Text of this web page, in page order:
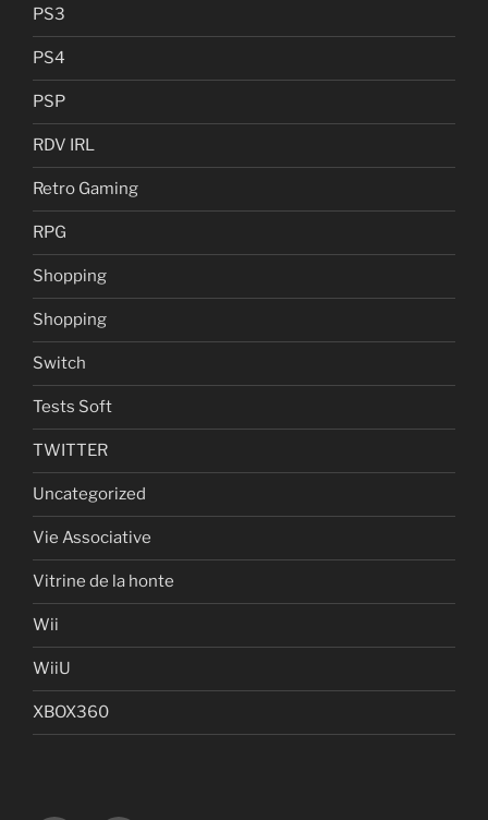
PS3
PS4
PSP
RDV IRL
Retro Gaming
RPG
Shopping
Shopping
Switch
Tests Soft
TWITTER
Uncategorized
Vie Associative
Vitrine de la honte
Wii
WiiU
XBOX360